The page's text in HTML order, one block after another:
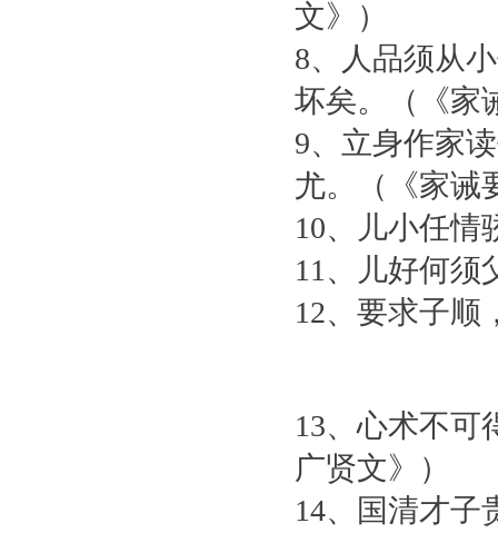
文》）
8、人品须从
坏矣。（《家
9、立身作家
尤。（《家诫
10、儿小任情
11、儿好何须
12、要求子顺
13、心术不可
广贤文》）
14、国清才子